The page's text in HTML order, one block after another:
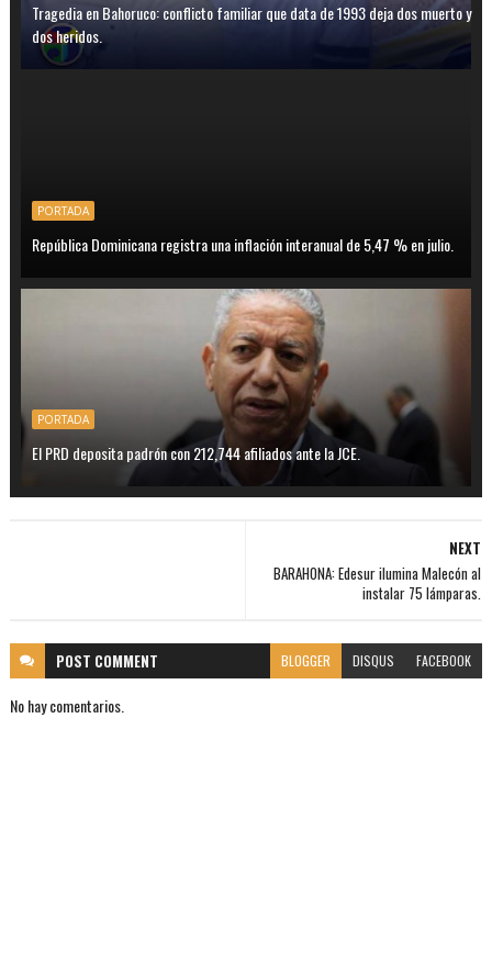
Tragedia en Bahoruco: conflicto familiar que data de 1993 deja dos muerto y
dos heridos.
PORTADA
República Dominicana registra una inflación interanual de 5,47 % en julio.
PORTADA
El PRD deposita padrón con 212,744 afiliados ante la JCE.
NEXT
BARAHONA: Edesur ilumina Malecón al
instalar 75 lámparas.
POST COMMENT BLOGGER DISQUS FACEBOOK
No hay comentarios.